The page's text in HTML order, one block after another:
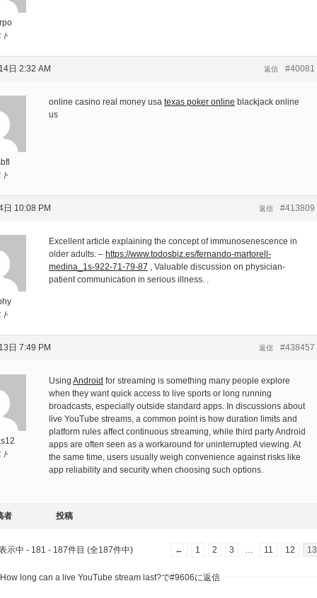
日 2:32 AM #40081
返信
online casino real money usa texas poker online blackjack online
us
日 10:08 PM #413809
返信
Excellent article explaining the concept of immunosenescence in
older adults. – https://www.todosbiz.es/fernando-martorell-
medina_1s-922-71-79-87 , Valuable discussion on physician-
patient communication in serious illness. .
日 7:49 PM #438457
返信
Using Android for streaming is something many people explore
when they want quick access to live sports or long running
broadcasts, especially outside standard apps. In discussions about
live YouTube streams, a common point is how duration limits and
platform rules affect continuous streaming, while third party Android
apps are often seen as a workaround for uninterrupted viewing. At
the same time, users usually weigh convenience against risks like
app reliability and security when choosing such options.
者 投稿
示中 - 181 - 187件目 (全187件中) ← 1 2 3 11 12 13
long can a live YouTube stream last?で#9606に返信